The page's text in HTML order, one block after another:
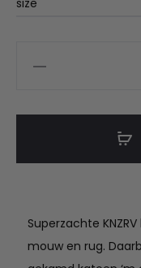
Superzachte
mouw en rug.
size